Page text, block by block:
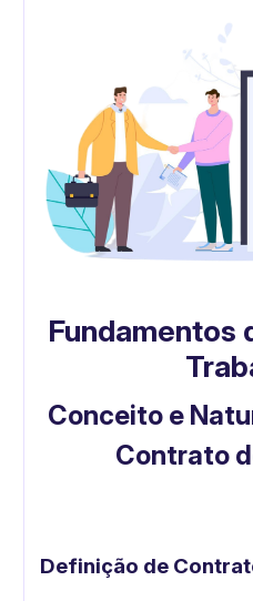
Fundamentos
Conceito e
Contrato
Definição de